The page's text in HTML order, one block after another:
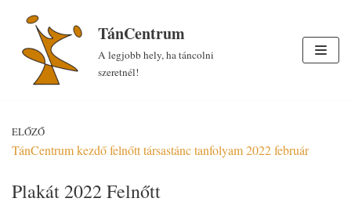
Skip
content
TánCentrum
A legjobb hely, ha táncolni
szeretnél!
ELŐZŐ
TánCentrum kezdő felnőtt társastánc tanfolyam 2022 február
Plakát 2022 Felnőtt